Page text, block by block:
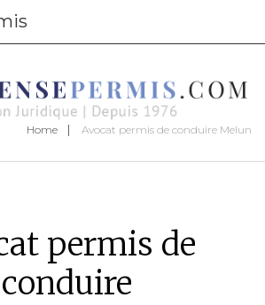
Home Avocat permis de conduire Melun
permis de
conduire